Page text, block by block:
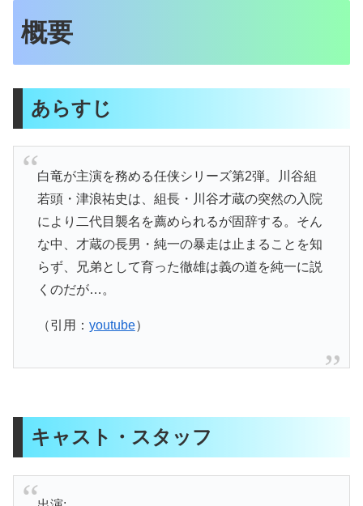
概要
あらすじ
白竜が主演を務める任侠シリーズ第2弾。川谷組
若頭・津浪祐史は、組長・川谷才蔵の突然の入院
により二代目襲名を薦められるが固辞する。そん
な中、才蔵の長男・純一の暴走は止まることを知
らず、兄弟として育った徹雄は義の道を純一に説
くのだが…。
（引用： youtube）
キャスト・スタッフ